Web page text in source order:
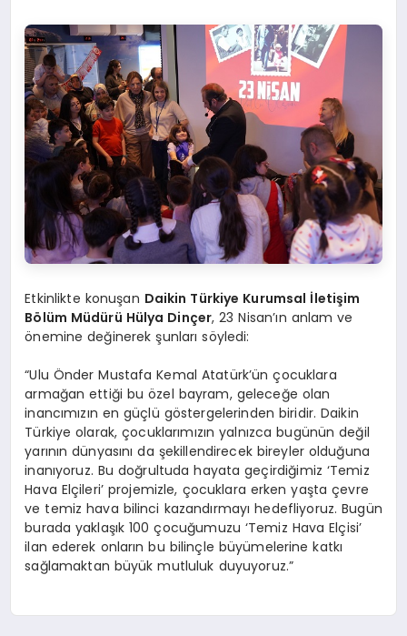
Etkinlikte konuşan Daikin Türkiye Kurumsal İletişim
Bölüm Müdürü Hülya Dinçer, 23 Nisan’ın anlam ve
önemine değinerek şunları söyledi:
“Ulu Önder Mustafa Kemal Atatürk’ün çocuklara
armağan ettiği bu özel bayram, geleceğe olan
inancımızın en güçlü göstergelerinden biridir. Daikin
Türkiye olarak, çocuklarımızın yalnızca bugünün değil
yarının dünyasını da şekillendirecek bireyler olduğuna
inanıyoruz. Bu doğrultuda hayata geçirdiğimiz ‘Temiz
Hava Elçileri’ projemizle, çocuklara erken yaşta çevre
ve temiz hava bilinci kazandırmayı hedefliyoruz. Bugün
burada yaklaşık 100 çocuğumuzu ‘Temiz Hava Elçisi’
ilan ederek onların bu bilinçle büyümelerine katkı
sağlamaktan büyük mutluluk duyuyoruz.”